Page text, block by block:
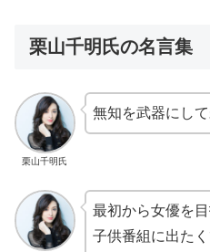
栗山千明氏の名言集
栗山千明氏
無知を武器にし
最初から女優を
子供番組に出た